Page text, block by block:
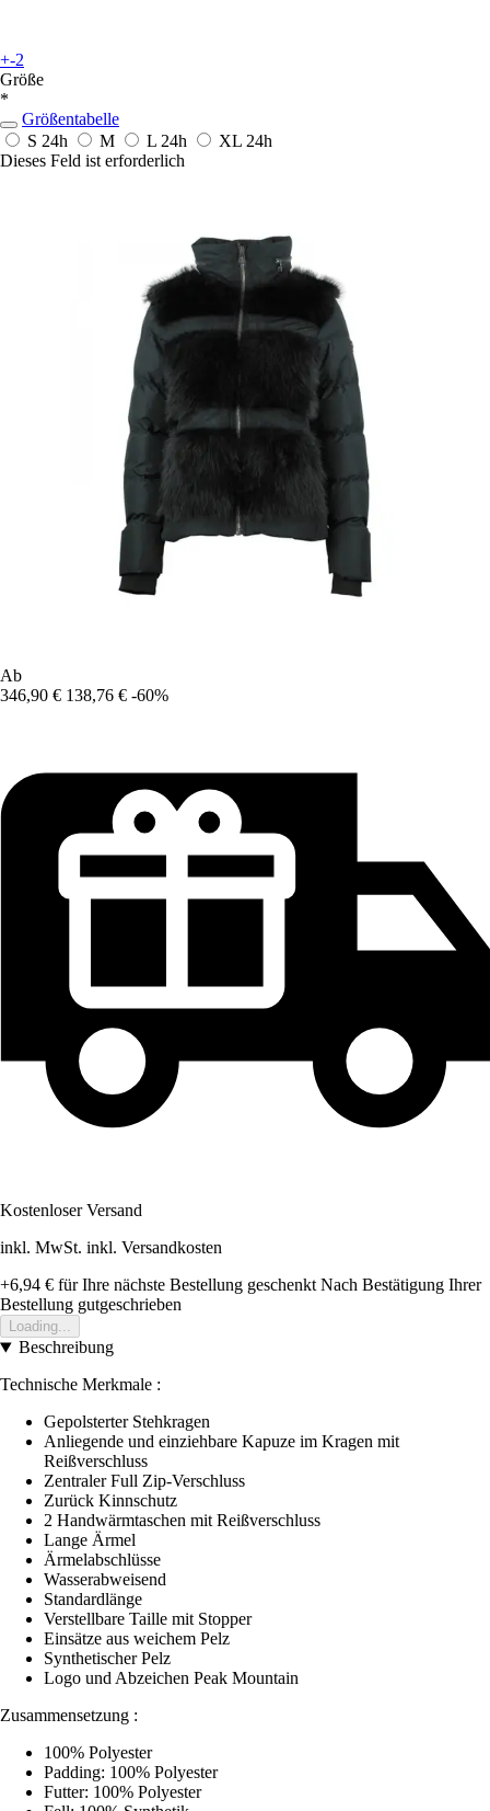
+-2
Größe
*
Größentabelle
S 24h M L 24h XL 24h
Dieses Feld ist erforderlich
Ab
346,90 € 138,76 € -60%
Kostenloser Versand
inkl. MwSt. inkl. Versandkosten
+6,94 € für Ihre nächste Bestellung geschenkt Nach Bestätigung Ihrer
Bestellung gutgeschrieben
Loading...
Beschreibung
Technische Merkmale :
Gepolsterter Stehkragen
Anliegende und einziehbare Kapuze im Kragen mit
Reißverschluss
Zentraler Full Zip-Verschluss
Zurück Kinnschutz
2 Handwärmtaschen mit Reißverschluss
Lange Ärmel
Ärmelabschlüsse
Wasserabweisend
Standardlänge
Verstellbare Taille mit Stopper
Einsätze aus weichem Pelz
Synthetischer Pelz
Logo und Abzeichen Peak Mountain
Zusammensetzung :
100% Polyester
Padding: 100% Polyester
Futter: 100% Polyester